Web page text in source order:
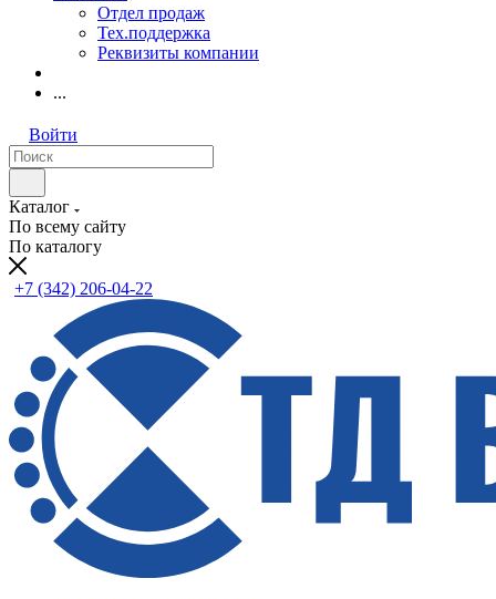
Отдел продаж
Тех.поддержка
Реквизиты компании
...
Войти
Каталог
По всему сайту
По каталогу
+7 (342) 206-04-22